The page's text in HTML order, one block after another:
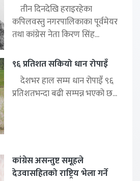
तीन दिनदेखि हराइरहेका
कपिलवस्तु नगरपालिकाका पूर्वमेयर
तथा कांग्रेस नेता किरण सिंह...
९६ प्रतिशत सकियो धान रोपाइँ
देशभर हाल सम्म धान रोपाइँ ९६
प्रतिशतभन्दा बढी सम्पन्न भएको छ...
कांग्रेस असन्तुष्ट समूहले
देउवासहितको राष्ट्रिय भेला गर्ने